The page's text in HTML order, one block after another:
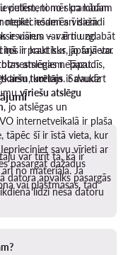
pulksteni no skrambām
noderēs visiem
ir visiem – vai nu no
ir praktisks, jo tajā var
atslēgas nepazudīs,
tiem, kuriem ir daudz
tomēr pa kādam
nepieciešami arī dažādi
var ērti uzglabāt
tos ir kaut kur jāpārvieto.
Tāpat
turētājs. Savukārt
vīriešu atslēgu
, jo atslēgas un
internetveikalā ir plaša
tāpēc šī ir īstā vieta, kur
savu vīrieti ar
pasargāt dažādus
datora apvalks pasargās
līdzi nēsā datoru
var tīrīt tā, kā ir
no materiāla. Ja
vai plastmasas, tad